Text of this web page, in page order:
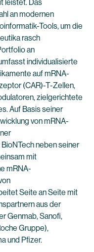
leistet. Das
an modernen
Tools, um die
rasch
an
individualisierte
auf mRNA-
(CAR)-T-Zellen,
zielgerichtete
Auf Basis seiner
von mRNA-
neben seiner
mit
mRNA-
Seite an Seite mit
aus der
Genmab, Sanofi,
Gruppe),
und Pfizer.